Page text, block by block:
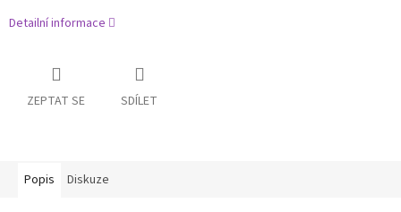
Detailní informace
ZEPTAT SE SDÍLET
Popis Diskuze